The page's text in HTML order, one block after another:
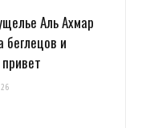
Аль Ахмар
и